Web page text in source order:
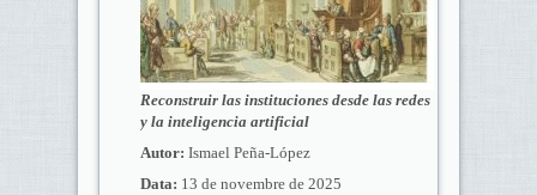
Reconstruir las instituciones desde las redes
y la inteligencia artificial
Autor: Ismael Peña-López
Data: 13 de novembre de 2025